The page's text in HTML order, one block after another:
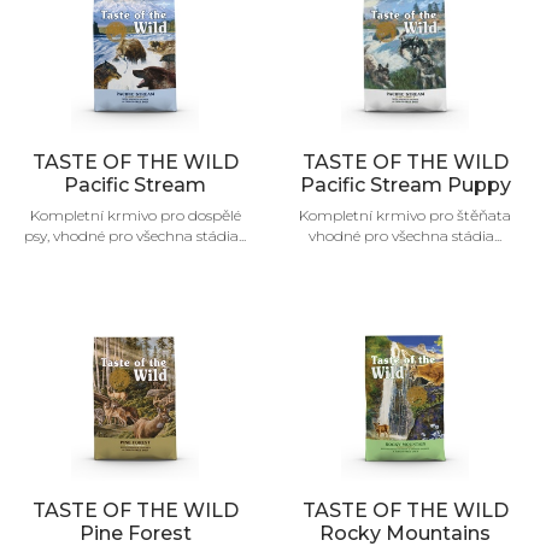
TASTE OF THE WILD
Pacific Stream
Kompletní krmivo pro dospělé
psy, vhodné pro všechna stádia...
TASTE OF THE WILD
Pacific Stream Puppy
Kompletní krmivo pro štěňata
vhodné pro všechna stádia...
TASTE OF THE WILD
Pine Forest
TASTE OF THE WILD
Rocky Mountains